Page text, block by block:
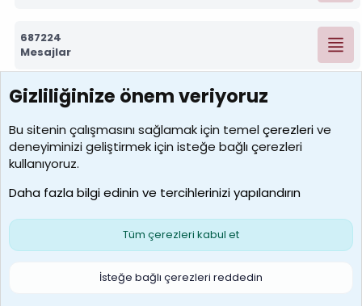
687224
Mesajlar
7388
Kullanıcılar
borabekirogluu
Son üye
Çerezler
S
Gizliliğinize önem veriyoruz
Bu sitenin çalışmasını sağlamak için temelçerezlerive
deneyiminizi geliştirmek için isteğe bağlı çerezleri
kullanıyoruz.
Daha fazla bilgi edinin ve tercihlerinizi yapılandırın
Tüm çerezleri kabul et
İsteğe bağlı çerezleri reddedin